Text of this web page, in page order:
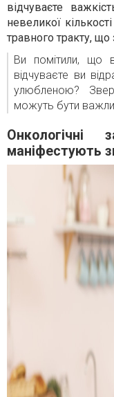
відчуваєте
невеликої
травного тракту,
Ви помітили, що
відчуваєте ви
улюбленою?
можуть бути
маніфестують